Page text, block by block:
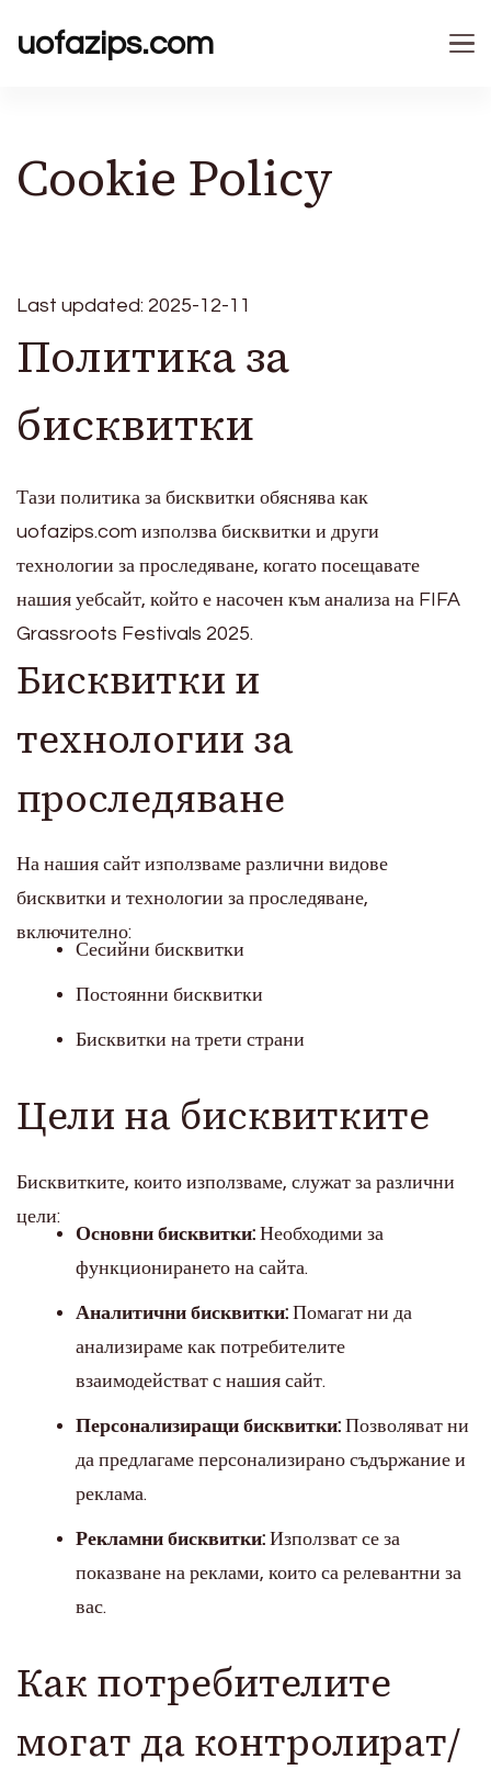
uofazips.com
Cookie Policy
Last updated: 2025-12-11
Политика за
бисквитки
Тази политика за бисквитки обяснява как
uofazips.com използва бисквитки и други
технологии за проследяване, когато посещавате
нашия уебсайт, който е насочен към анализа на FIFA
Grassroots Festivals 2025.
Бисквитки и
технологии за
проследяване
На нашия сайт използваме различни видове
бисквитки и технологии за проследяване,
включително:
Сесийни бисквитки
Постоянни бисквитки
Бисквитки на трети страни
Цели на бисквитките
Бисквитките, които използваме, служат за различни
цели:
Основни бисквитки: Необходими за
функционирането на сайта.
Аналитични бисквитки: Помагат ни да
анализираме как потребителите
взаимодействат с нашия сайт.
Персонализиращи бисквитки: Позволяват ни
да предлагаме персонализирано съдържание и
реклама.
Рекламни бисквитки: Използват се за
показване на реклами, които са релевантни за
вас.
Как потребителите
могат да контролират/